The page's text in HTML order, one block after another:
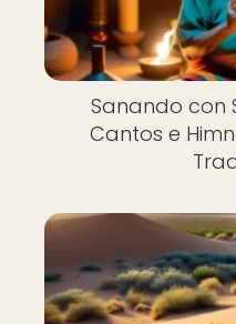
Sanando con
Cantos e